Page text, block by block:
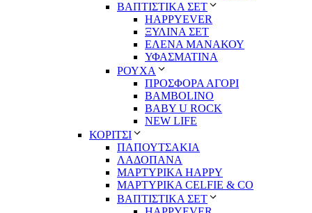
ΒΑΠΤΙΣΤΙΚΑ ΣΕΤ
HAPPYEVER
ΞΥΛΙΝΑ ΣΕΤ
ΕΛΕΝΑ ΜΑΝΑΚΟΥ
ΥΦΑΣΜΑΤΙΝΑ
ΡΟΥΧΑ
ΠΡΟΣΦΟΡΑ ΑΓΟΡΙ
BAMBOLINO
BABY U ROCK
NEW LIFE
ΚΟΡΙΤΣΙ
ΠΑΠΟΥΤΣΑΚΙΑ
ΛΑΔΟΠΑΝΑ
ΜΑΡΤΥΡΙΚΑ HAPPY
ΜΑΡΤΥΡΙΚΑ CELFIE & CO
ΒΑΠΤΙΣΤΙΚΑ ΣΕΤ